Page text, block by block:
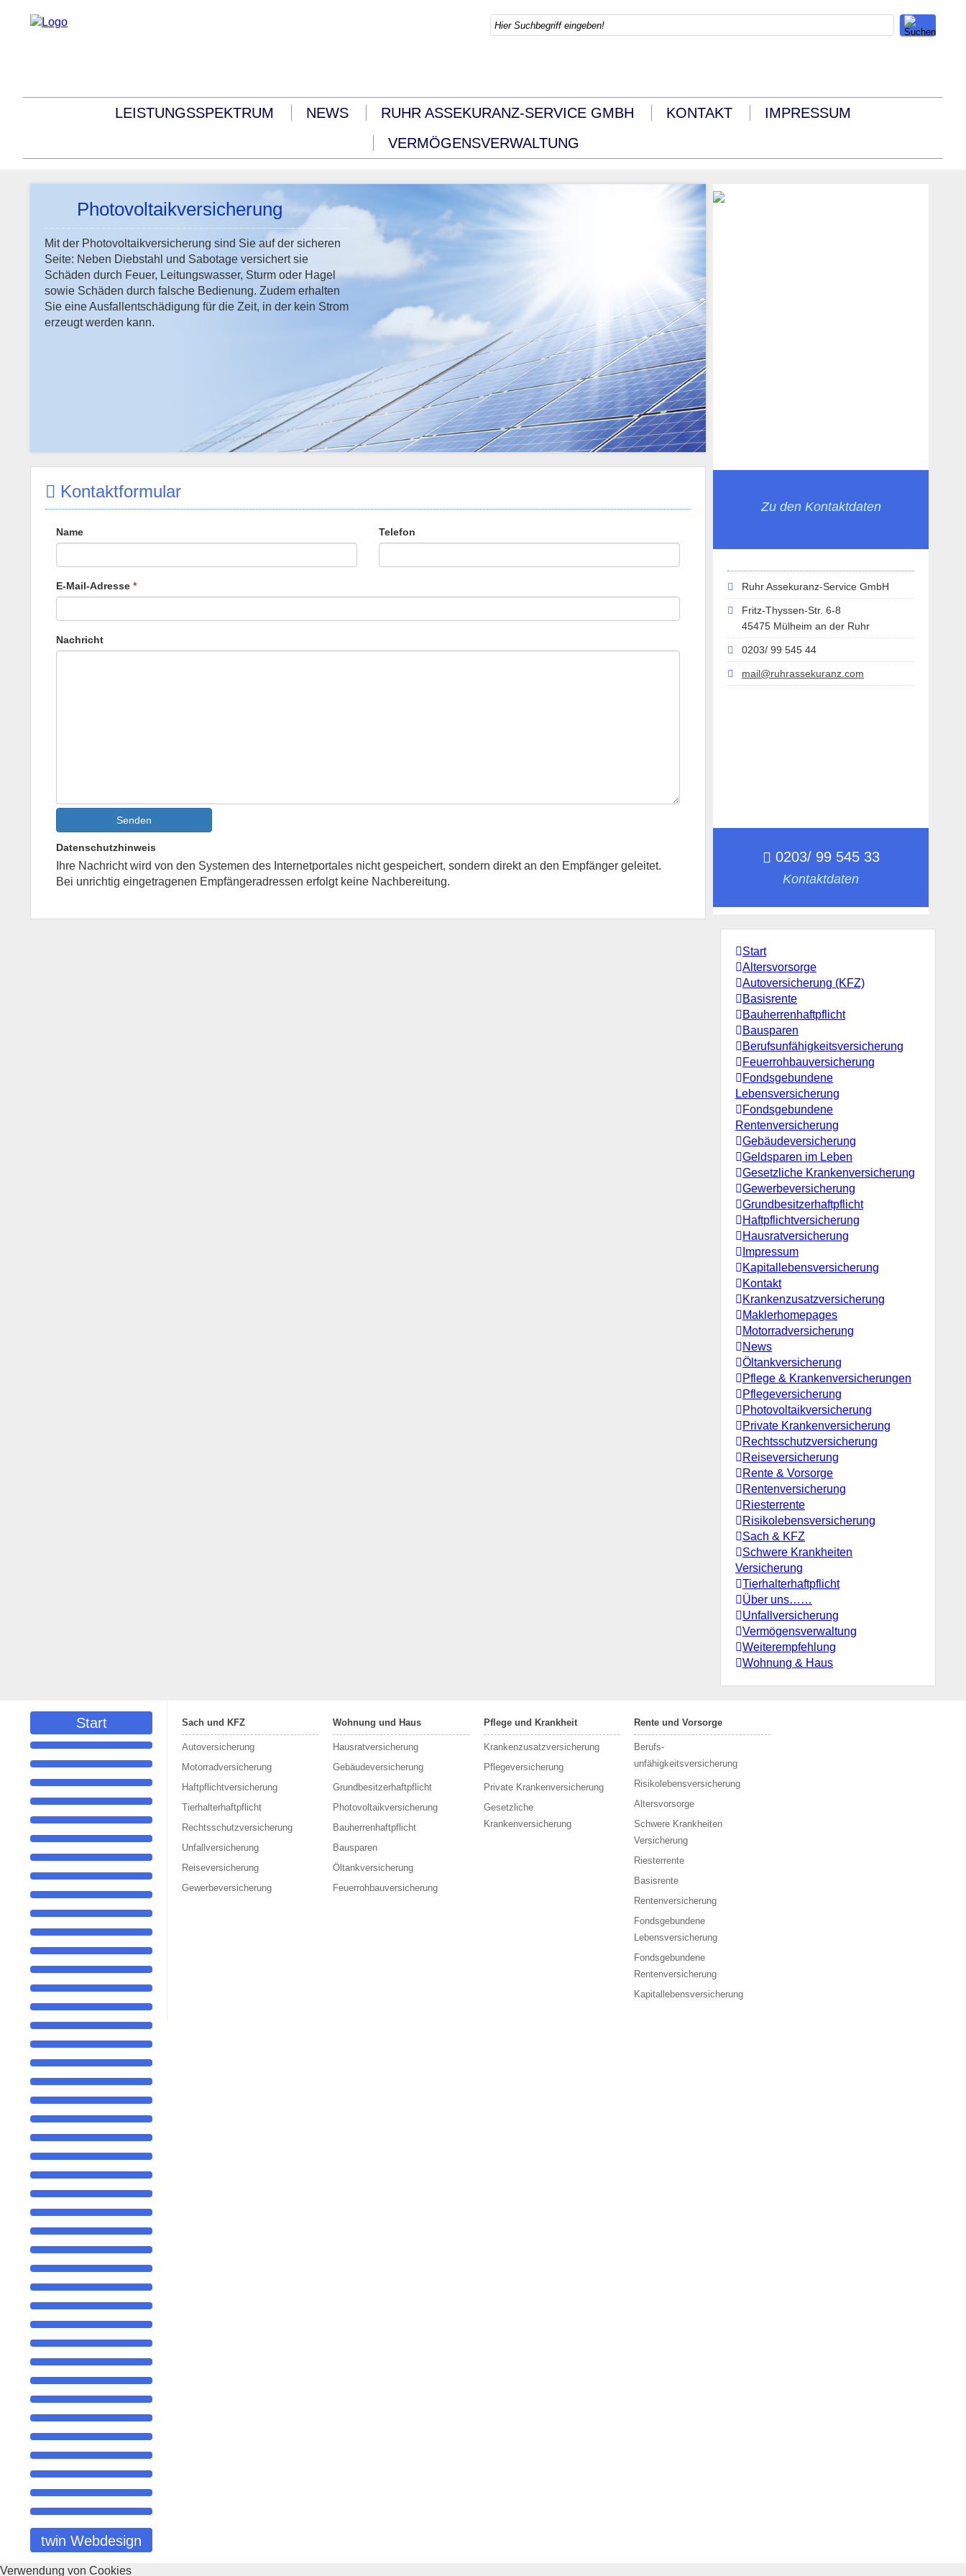
LEISTUNGSSPEKTRUM NEWS RUHR ASSEKURANZ-SERVICE GMBH KONTAKT
IMPRESSUM
VERMÖGENSVERWALTUNG
Zu den Kontaktdaten
Ruhr Assekuranz-Service GmbH
Fritz-Thyssen-Str. 6-8
45475 Mülheim an der Ruhr
0203/ 99 545 44
mail@ruhrassekuranz.com
0203/ 99 545 33
Kontaktdaten
Start
Altersvorsorge
Autoversicherung (KFZ)
Basisrente
Bauherrenhaftpflicht
Bausparen
Berufs­unfähigkeitsversicherung
Feuerrohbauversicherung
Fondsgebundene
Lebensversicherung
Fondsgebundene
Rentenversicherung
Gebäudeversicherung
Geldsparen im Leben
Gesetzliche Krankenversicherung
Gewerbeversicherung
Grundbesitzerhaftpflicht
Haftpflichtversicherung
Hausratversicherung
Impressum
Kapitallebensversicherung
Kontakt
Krankenzusatzversicherung
Maklerhomepages
Motorradversicherung
News
Öltankversicherung
Pflege & Krankenversicherungen
Pflegeversicherung
Photovoltaikversicherung
Private Krankenversicherung
Rechtsschutzversicherung
Reiseversicherung
Rente & Vorsorge
Rentenversicherung
Riesterrente
Risikolebensversicherung
Sach & KFZ
Schwere Krankheiten
Versicherung
Tierhalterhaftpflicht
Über uns……
Unfallversicherung
Vermögensverwaltung
Weiterempfehlung
Wohnung & Haus
Photovoltaikversicherung
Mit der Photovoltaikversicherung sind Sie auf der sicheren
Seite: Neben Diebstahl und Sabotage versichert sie
Schäden durch Feuer, Leitungswasser, Sturm oder Hagel
sowie Schäden durch falsche Bedienung. Zudem erhalten
Sie eine Ausfallentschädigung für die Zeit, in der kein Strom
erzeugt werden kann.
Kontaktformular
Name Telefon
E-Mail-Adresse *
Nachricht
Senden
Datenschutzhinweis
Ihre Nachricht wird von den Systemen des Internetportales nicht gespeichert, sondern direkt an den Empfänger geleitet.
Bei unrichtig eingetragenen Empfängeradressen erfolgt keine Nachbereitung.
Start
twin Webdesign
Sach und KFZ
Autoversicherung
Motorradversicherung
Haftpflichtversicherung
Tierhalterhaftpflicht
Rechtsschutzversicherung
Unfallversicherung
Reiseversicherung
Gewerbeversicherung
Wohnung und Haus
Hausratversicherung
Gebäudeversicherung
Grundbesitzerhaftpflicht
Photovoltaikversicherung
Bauherrenhaftpflicht
Bausparen
Öltankversicherung
Feuerrohbauversicherung
Pflege und Krankheit
Krankenzusatzversicherung
Pflegeversicherung
Private Krankenversicherung
Gesetzliche
Krankenversicherung
Rente und Vorsorge
Berufs­
unfähigkeitsversicherung
Risikolebensversicherung
Altersvorsorge
Schwere Krankheiten
Versicherung
Riesterrente
Basisrente
Rentenversicherung
Fondsgebundene
Lebensversicherung
Fondsgebundene
Rentenversicherung
Kapitallebensversicherung
Verwendung von Cookies